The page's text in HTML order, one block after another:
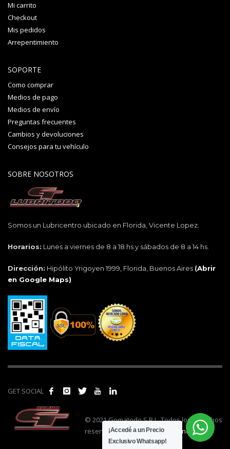
Mi carrito
Checkout
Mis pedidos
Arrepentimiento
SOPORTE
Como comprar
Medios de pago
Medios de envío
Preguntas frecuentes
Cambios y devoluciones
Consejos para tu vehículo
SOBRE NOSOTROS
Somos un Lubricentro ubicado en Florida, Vicente Lopez.
Horarios: Lunes a viernes de 8 a 18 hs y sábados de 8 a 14 hs.
Dirección: Hipólito Yrigoyen 1999, Florida, Buenos Aires (Abrir
en Google Maps)
GET SOCIAL
© 2021 Gomatodo S.R.L. Todos los derechos
reservados. | Realizado por
cónclave.
¡Accedé a un Precio
Exclusivo Whatsapp!